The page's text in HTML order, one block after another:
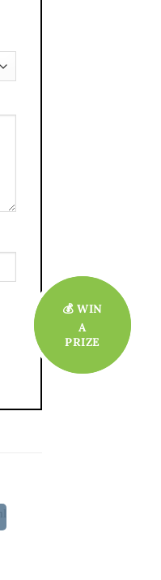
💰 WIN
A
PRIZE
💰 WIN
A
PRIZE